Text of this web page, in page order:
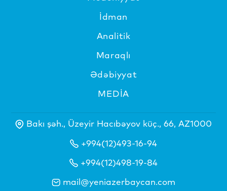
İdman
Analitik
Maraqlı
Ədəbiyyat
MEDİA
Bakı şəh., Üzeyir Hacıbəyov küç., 66, AZ1000
+994(12)493-16-94
+994(12)498-19-84
mail@yeniazerbaycan.com